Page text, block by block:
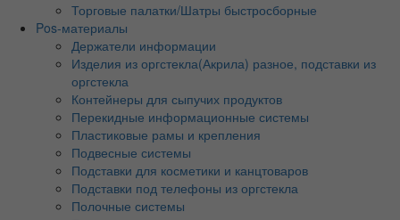
Торговые палатки/Шатры быстросборные
Pos-материалы
Держатели информации
Изделия из оргстекла(Акрила) разное, подставки из
оргстекла
Контейнеры для сыпучих продуктов
Перекидные информационные системы
Пластиковые рамы и крепления
Подвесные системы
Подставки для косметики и канцтоваров
Подставки под телефоны из оргстекла
Полочные системы